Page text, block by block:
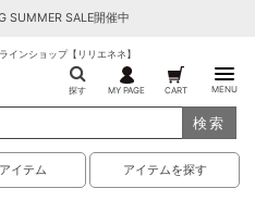
SUMMER SALE開催中
インショップ【リリエネネ】
探す MY PAGE CART MENU
検索
イテム アイテムを探す